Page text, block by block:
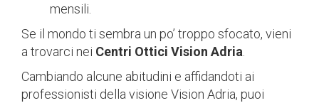
mensili.
Se il mondo ti sembra un po’ troppo sfocato, vieni
a trovarci nei Centri Ottici Vision Adria
Cambiando alcune abitudini e affidandoti ai
professionisti della visione Vision Adria, puoi